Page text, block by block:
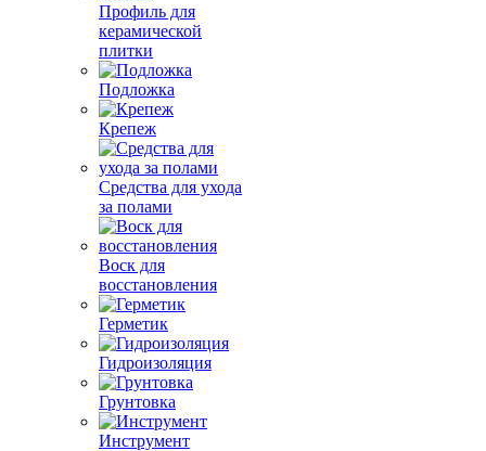
Профиль для
керамической
плитки
Подложка
Крепеж
Средства для ухода
за полами
Воск для
восстановления
Герметик
Гидроизоляция
Грунтовка
Инструмент